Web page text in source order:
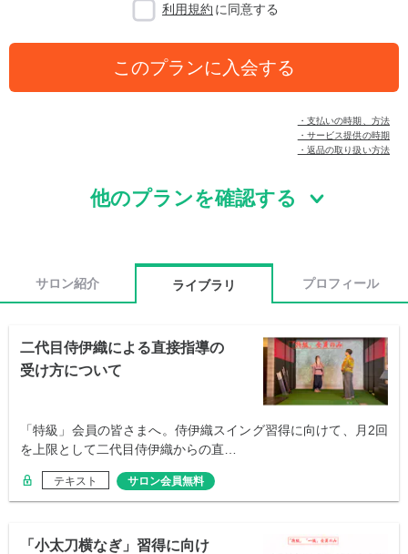
利用規約 に同意する
このプランに入会する
・支払いの時期、方法
・サービス提供の時期
・返品の取り扱い方法
他のプランを確認する
サロン紹介 ライブラリ プロフィール
二代目侍伊織による直接指導の
受け方について
「特級」会員の皆さまへ。侍伊織スイング習得に向けて、月2回
を上限として二代目侍伊織からの直…
テキスト サロン会員無料
「小太刀横なぎ」習得に向け